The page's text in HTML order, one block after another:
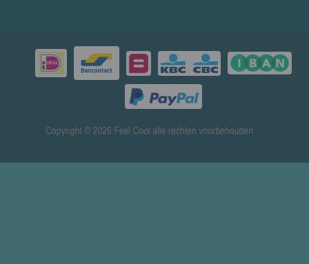
© 2026 www.mensenverkoeling.nl - Powered by